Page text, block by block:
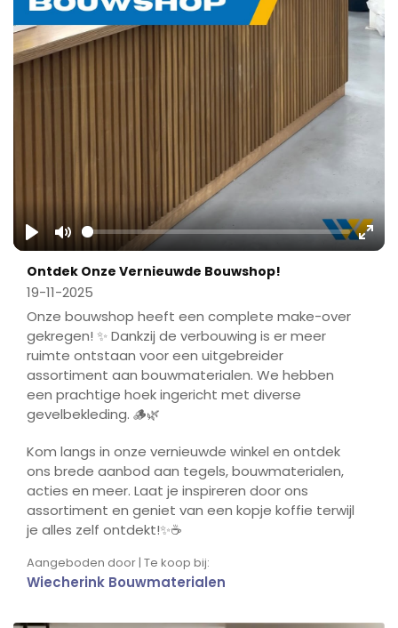
Play Mute
Ontdek Onze Vernieuwde Bouwshop!
19-11-2025
Onze bouwshop heeft een complete make-over
gekregen! ✨ Dankzij de verbouwing is er meer
ruimte ontstaan voor een uitgebreider
assortiment aan bouwmaterialen. We hebben
een prachtige hoek ingericht met diverse
gevelbekleding. 🪵🌿
Kom langs in onze vernieuwde winkel en ontdek
ons brede aanbod aan tegels, bouwmaterialen,
acties en meer. Laat je inspireren door ons
assortiment en geniet van een kopje koffie terwijl
je alles zelf ontdekt!✨☕️
Aangeboden door | Te koop bij:
Wiecherink Bouwmaterialen